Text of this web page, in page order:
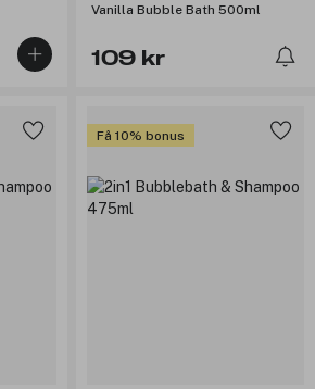
Vanilla Bubble Bath 500ml
109 kr
Få 10% bonus